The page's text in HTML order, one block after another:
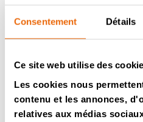
Consentement Détails
Ce site web utilise des
Les cookies nous
contenu et les annonces,
relatives aux médias
machine. Le
TANA
besoins.